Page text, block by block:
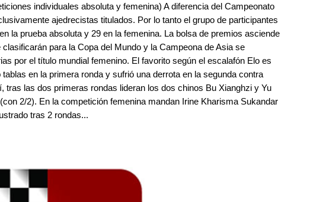
individuales absoluta y femenina) A diferencia del Campeonato
ajedrecistas titulados. Por lo tanto el grupo de participantes
la prueba absoluta y 29 en la femenina. La bolsa de premios asciende
para la Copa del Mundo y la Campeona de Asia se
por el título mundial femenino. El favorito según el escalafón Elo es
en la primera ronda y sufrió una derrota en la segunda contra
tras las dos primeras rondas lideran los dos chinos Bu Xianghzi y Yu
2/2). En la competición femenina mandan Irine Kharisma Sukandar
tras 2 rondas...